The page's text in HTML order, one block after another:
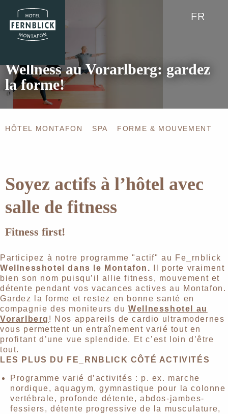
FR
Wellness au Vorarlberg: gardez
la forme!
HÔTEL MONTAFON SPA FORME & MOUVEMENT
Soyez actifs à l’hôtel avec
salle de fitness
Fitness first!
Participez à notre programme "actif" au Fe_rnblick
Wellnesshotel dans le Montafon.
Il porte vraiment
bien son nom puisqu’il allie fitness, mouvement et
détente pendant vos vacances actives au Montafon.
Gardez la forme et restez en bonne santé en
compagnie des moniteurs duWellnesshotel au
Vorarlberg ! Nos appareils de cardio ultramodernes
vous permettent un entraînement varié tout en
profitant d’une vue splendide. Et c’est loin d’être
tout.
LES PLUS DU FE_RNBLICK CÔTÉ ACTIVITÉS
Programme varié d’activités : p. ex. marche
nordique, aquagym, gymnastique pour la colonne
vertébrale, profonde détente, abdos-jambes-
fessiers, détente progressive de la musculature,